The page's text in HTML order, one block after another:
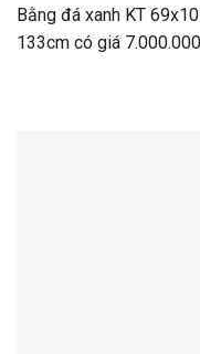
Bằng đá xanh KT
133cm có giá